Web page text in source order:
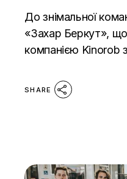
До знімальної
«Захар Беркут»,
компанією Kinorob
SHARE